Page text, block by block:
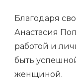
Благодаря
Анастасия
работой и
быть
женщиной.